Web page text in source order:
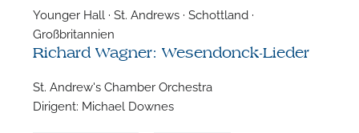
Younger Hall · St. Andrews · Schottland ·
Großbritannien
Richard Wagner: Wesendonck-Lieder
St. Andrew's Chamber Orchestra
Dirigent: Michael Downes